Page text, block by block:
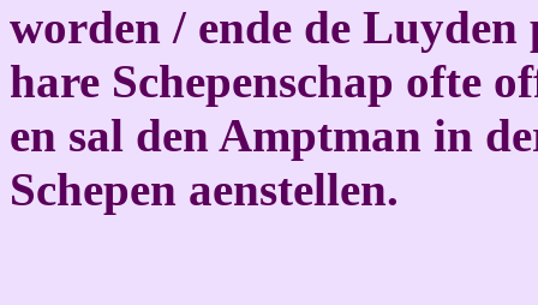
worden / ende de
hare Schepenschap ofte
en sal den Amptman in
Schepen aenstellen.